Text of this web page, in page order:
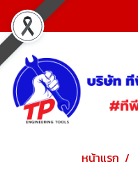
หน้าแรก